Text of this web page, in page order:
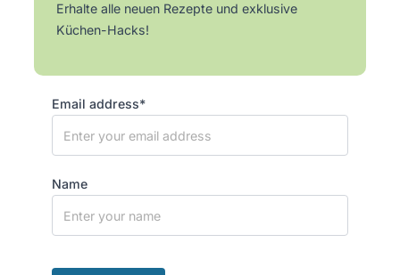
Erhalte alle neuen Rezepte und exklusive
Küchen-Hacks!
Email address*
Name